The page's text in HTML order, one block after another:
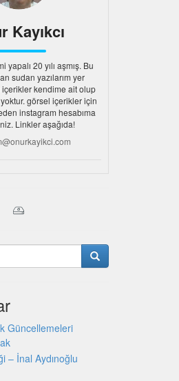
Kayıkcı
yapalı 20 yılı aşmış. Bu
sudan yazılarım yer
içerikler kendime ait olup
görsel içerikler için
instagram hesabıma
Linkler aşağıda!
Güncellemeleri
– İnal Aydınoğlu